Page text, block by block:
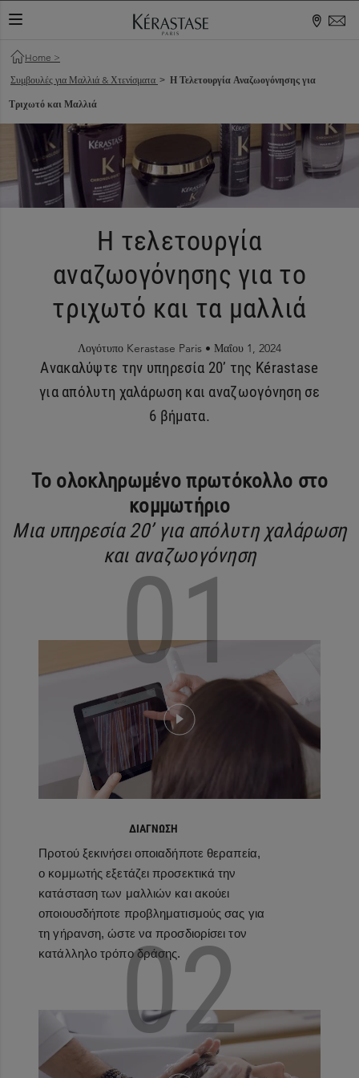
ΕΝΑΛΛΑΓΉ ΠΕΡΙΉΓΗΣΗΣ
Home >
Συμβουλές για Μαλλιά & Χτενίσματα > Η Τελετουργία Αναζωογόνησης για
Τριχωτό και Μαλλιά
Η τελετουργία
αναζωογόνησης για το
τριχωτό και τα μαλλιά
Λογότυπο Kerastase Paris • Μαΐου 1, 2024
Ανακαλύψτε την υπηρεσία 20’ της Kérastase
για απόλυτη χαλάρωση και αναζωογόνηση σε
6 βήματα.
Το ολοκληρωμένο πρωτόκολλο στο
κομμωτήριο
Μια υπηρεσία 20’ για απόλυτη χαλάρωση
και αναζωογόνηση
01
ΔΙΑΓΝΩΣΗ
Προτού ξεκινήσει οποιαδήποτε θεραπεία,
ο κομμωτής εξετάζει προσεκτικά την
κατάσταση των μαλλιών και ακούει
οποιουσδήποτε προβληματισμούς σας για
τη γήρανση, ώστε να προσδιορίσει τον
κατάλληλο τρόπο δράσης.02